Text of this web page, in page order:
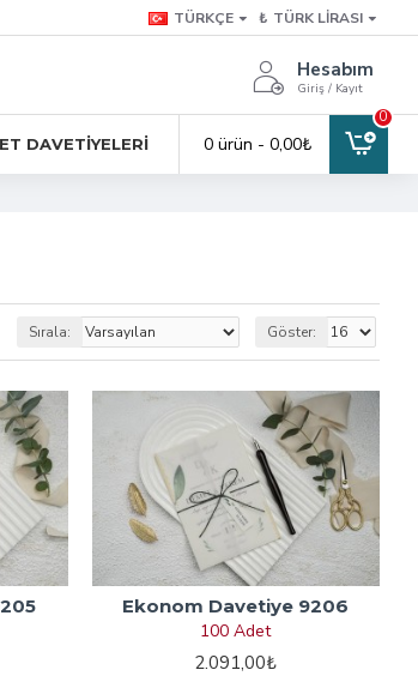
TÜRKÇE ₺ TÜRK LIRASI
Hesabım
Giriş / Kayıt
DAVETIYELERI 0 ürün - 0,00₺
0
Sırala: Göster:
Ekonom Davetiye 9206
100 Adet
2.091,00₺